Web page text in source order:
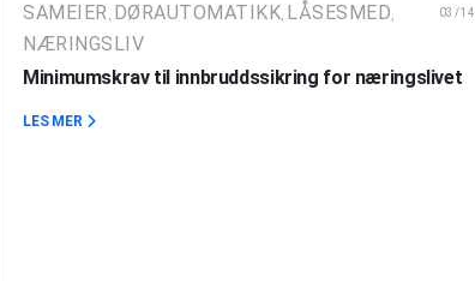
SAMEIER DØRAUTOMATIKK LÅSESMED
NÆRINGSLIV
03/
Minimumskrav til innbruddssikring for næringslivet
LES MER